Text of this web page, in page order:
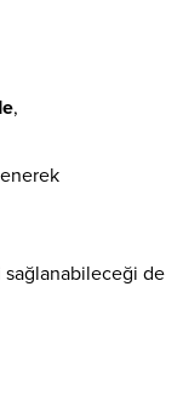
,
sağlanabileceği de